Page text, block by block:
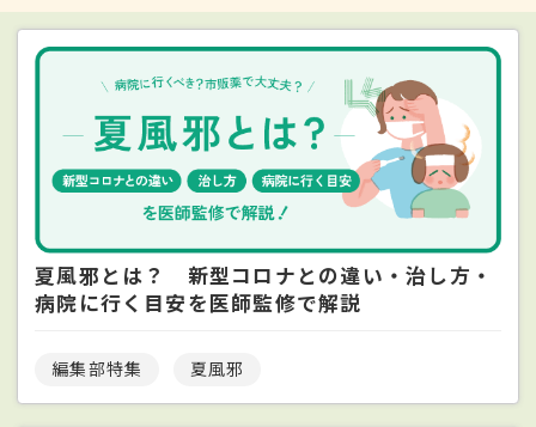
夏風邪とは？ 新型コロナとの違い・治し方・
病院に行く目安を医師監修で解説
編集部特集 夏風邪